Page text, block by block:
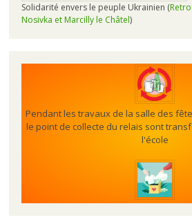
Solidarité envers le peuple Ukrainien (
Nosivka et Marcilly le Châtel)
Pendant les travaux de la salle des
le point de collecte du relais sont
l'école